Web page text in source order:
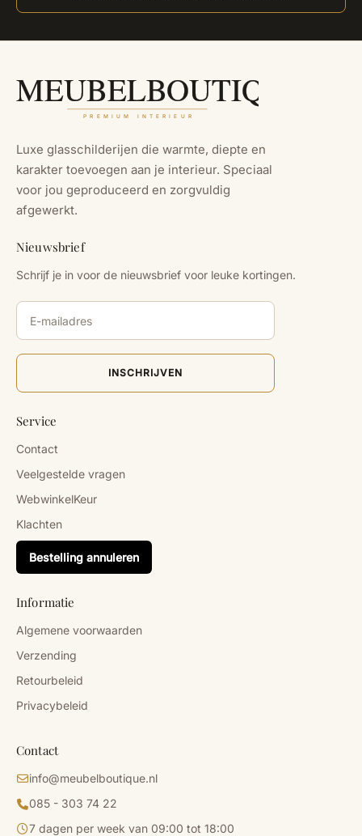
MEUBELBOUTIQUE
PREMIUM INTERIEUR
Luxe glasschilderijen die warmte, diepte en
karakter toevoegen aan je interieur. Speciaal
voor jou geproduceerd en zorgvuldig
afgewerkt.
Nieuwsbrief
Schrijf je in voor de nieuwsbrief voor leuke kortingen.
INSCHRIJVEN
Service
Contact
Veelgestelde vragen
WebwinkelKeur
Klachten
Bestelling annuleren
Informatie
Algemene voorwaarden
Verzending
Retourbeleid
Privacybeleid
Contact
info@meubelboutique.nl
085 - 303 74 22
7 dagen per week van 09:00 tot 18:00